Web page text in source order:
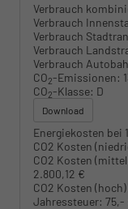
Verbrauch
Verbrauch
Verbrauch
Verbrauch
Verbrauch
CO2-Emissionen:
CO2-Klasse: D
Download
Energiekosten bei
CO2 Kosten
CO2 Kosten
2.800,12 €
CO2 Kosten (hoch)
Jahressteuer: 75,-